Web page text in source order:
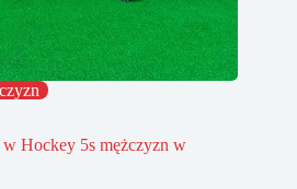
Hockey 5s mężczyzn w